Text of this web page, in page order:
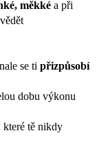
měkké a při
se ti přizpůsobí
dobu výkonu
které tě nikdy